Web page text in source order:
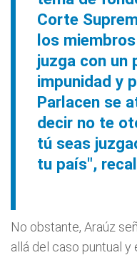
Corte
los
juzga con un
impunidad y
Parlacen se
decir no te
tú seas
tu país",
No obstante, Araúz
allá del caso puntual